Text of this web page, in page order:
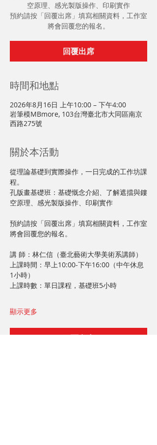
空原理、感光製版操作、印刷實作
預約請按「回覆出席」填寫相關資料，工作室
將會回覆您的報名。
回覆出席
時間和地點
2026年8月16日 上午10:00 – 下午4:00
岩筆模MBmore, 103台灣臺北市大同區南京
西路275號
關於本活動
從理論基礎到實際操作，一日完成的工作坊課
程。
孔版畫基礎班：基礎慨念介紹、了解遮擋與鏤
空原理、感光製版操作、印刷實作
預約請按「回覆出席」填寫相關資料，工作室
將會回覆您的報名。
講 師：林仁信（臺北藝術大學美術系講師）
上課時間：早上10:00-下午16:00（中午休息
1小時）
上課時數：單日課程，基礎班5小時
顯示更多
回覆出席